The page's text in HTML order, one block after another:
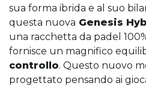
sua forma ibrida e al suo
questa nuova Genesis
una racchetta da padel
fornisce un magnifico
controllo. Questo nuovo
progettato pensando ai